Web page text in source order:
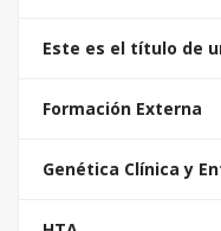
Este es el título de
Formación Externa
Genética Clínica y